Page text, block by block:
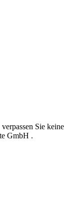
Sie keine
GmbH .